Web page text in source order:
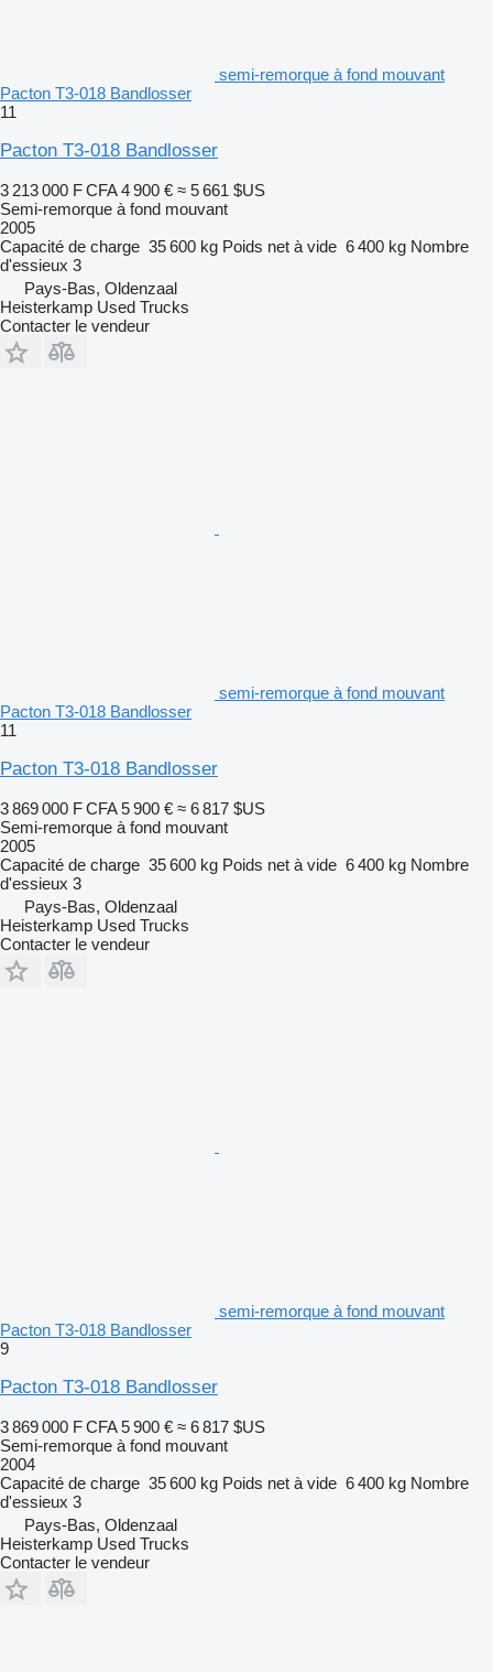
semi-remorque à fond mouvant
Pacton T3-018 Bandlosser
11
Pacton T3-018 Bandlosser
3 213 000 F CFA 4 900 € ≈ 5 661 $US
Semi-remorque à fond mouvant
2005
Capacité de charge 35 600 kg Poids net à vide 6 400 kg Nombre
d'essieux 3
Pays-Bas, Oldenzaal
Heisterkamp Used Trucks
Contacter le vendeur
semi-remorque à fond mouvant
Pacton T3-018 Bandlosser
11
Pacton T3-018 Bandlosser
3 869 000 F CFA 5 900 € ≈ 6 817 $US
Semi-remorque à fond mouvant
2005
Capacité de charge 35 600 kg Poids net à vide 6 400 kg Nombre
d'essieux 3
Pays-Bas, Oldenzaal
Heisterkamp Used Trucks
Contacter le vendeur
semi-remorque à fond mouvant
Pacton T3-018 Bandlosser
9
Pacton T3-018 Bandlosser
3 869 000 F CFA 5 900 € ≈ 6 817 $US
Semi-remorque à fond mouvant
2004
Capacité de charge 35 600 kg Poids net à vide 6 400 kg Nombre
d'essieux 3
Pays-Bas, Oldenzaal
Heisterkamp Used Trucks
Contacter le vendeur